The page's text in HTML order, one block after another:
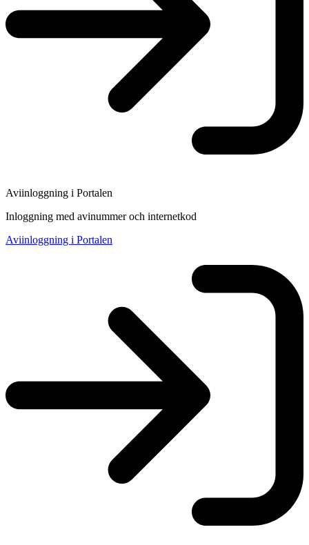
Aviinloggning i Portalen
Inloggning med avinummer och internetkod
Aviinloggning i Portalen